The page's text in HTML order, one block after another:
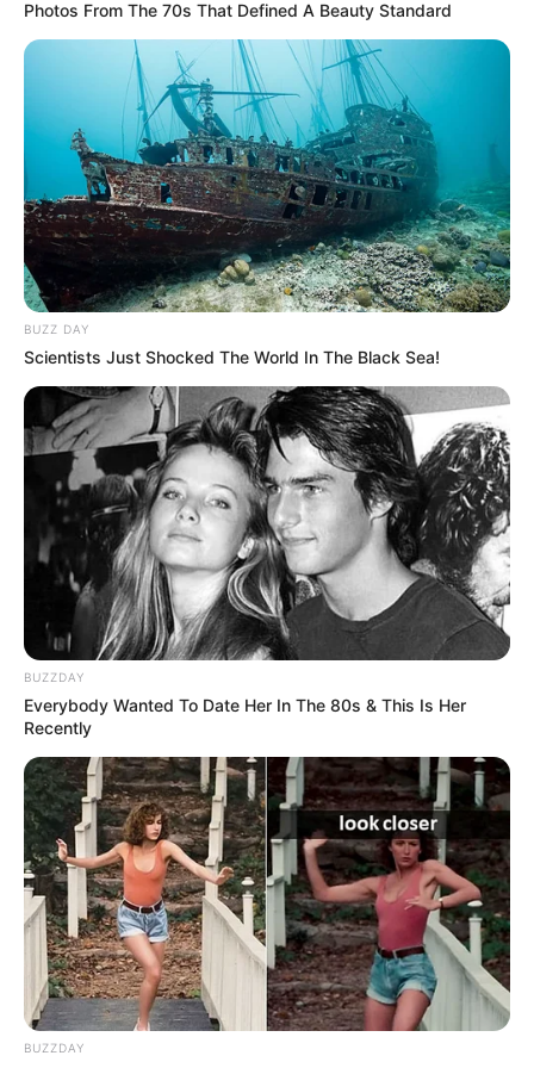
Ante la crítica situación de orden público que atraviesa el
departamento de Norte de Santander, especialmente la
región del Catatumbo, el Ejército Nacional confirmó que
continúan los combates para neutralizar a los grupos
criminales.
4. Las operaciones militares continúan en la zona con el
propósito de contrarrestar acciones criminales y preservar
la seguridad de las comunidades del departamento de
Norte de Santander.
ALERTA BOGOTÁ EN GOOGLE NEWS
TEMAS RELACIONADOS
EJÉRCITO NACIONAL ELN CÚCUTA
MANTÉNGASE EN ALERTA
Tenemos todas las noticias que le
ACTIVAR AHORA
TEMAS DESTACADOS
CATATUMBO
PUENTE INTERNACIONAL SIMÓN BOLÍVAR
NOTICIAS NORTE DE SANTANDER
Photos From The 70s That Defined A Beauty Standard
BUZZ DAY
Scientists Just Shocked The World In The Black Sea!
BUZZDAY
Everybody Wanted To Date Her In The 80s & This Is Her
Recently
BUZZDAY